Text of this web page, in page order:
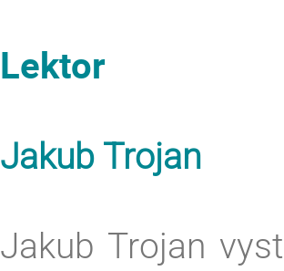
Lektor
Jakub Trojan
Jakub Trojan